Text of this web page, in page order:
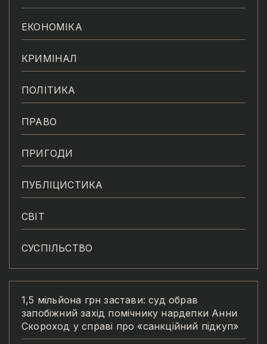
ЕКОНОМІКА
КРИМІНАЛ
ПОЛІТИКА
ПРАВО
ПРИГОДИ
ПУБЛІЦИСТИКА
СВІТ
СУСПІЛЬСТВО
1,5 мільйона грн застави: суд обрав
запобіжний захід помічнику нардепки Анни
Скороход у справі про «санкційний підкуп»